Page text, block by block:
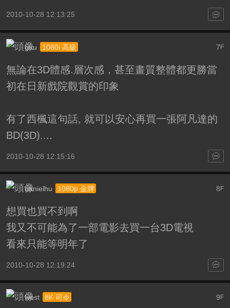
2010-10-28 12:13:25
7F
guu 1080i 高級
無論在3D體感.層次感，甚至畫質整體都更勝當
初在日新戲院觀賞的印象
有了西楓這句話, 就可以安心再買一張阿凡達的
BD(3D)....
2010-10-28 12:15:16
8 F
danielhu 1080p 金牌
想買也買不到啊
我又不可能為了一部電影去買一台3D電視
看來只能等明年了
2010-10-28 12:19:24
9 F
west 8K 司令